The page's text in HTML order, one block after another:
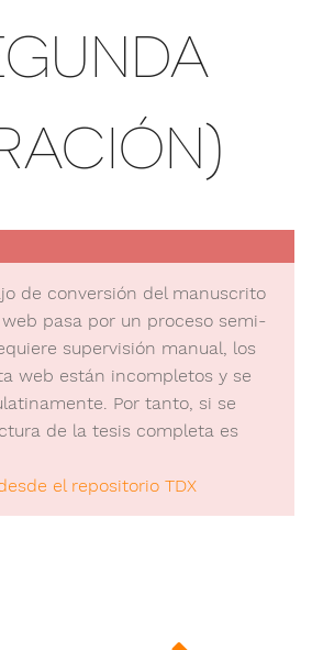
de conversión del manuscrito
pasa por un proceso semi-
supervisión manual, los
web están incompletos y se
Por tanto, si se
de la tesis completa es
el repositorio TDX